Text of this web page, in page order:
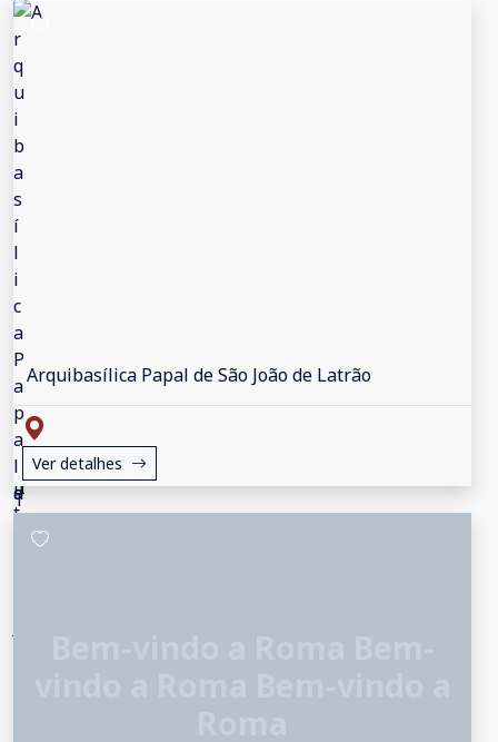
Arquibasílica Papal de São João de Latrão
Ver detalhes